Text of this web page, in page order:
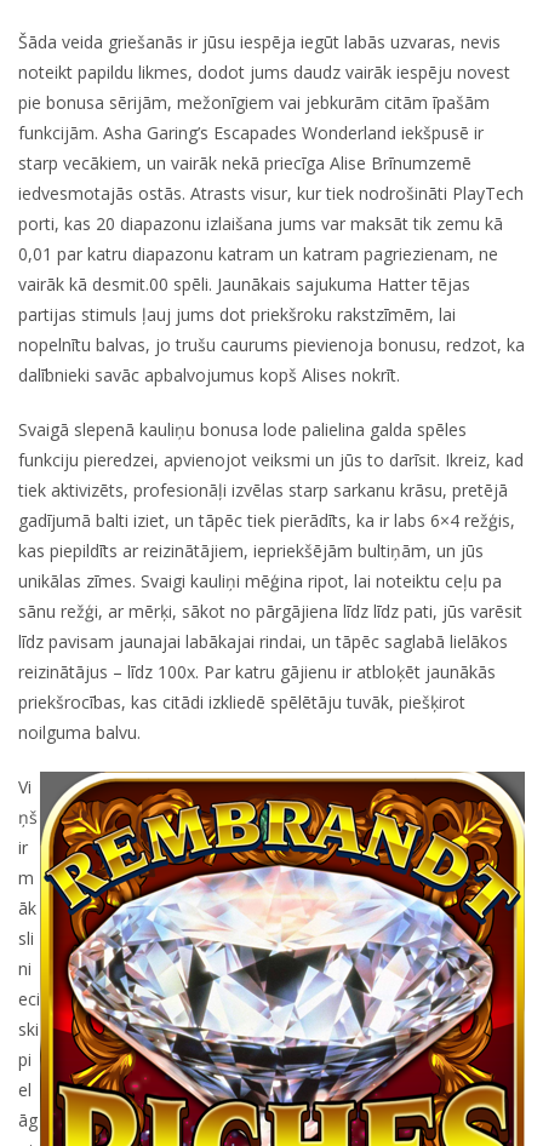
Šāda veida griešanās ir jūsu iespēja iegūt labās uzvaras, nevis
noteikt papildu likmes, dodot jums daudz vairāk iespēju novest
pie bonusa sērijām, mežonīgiem vai jebkurām citām īpašām
funkcijām. Asha Garing’s Escapades Wonderland iekšpusē ir
starp vecākiem, un vairāk nekā priecīga Alise Brīnumzemē
iedvesmotajās ostās. Atrasts visur, kur tiek nodrošināti PlayTech
porti, kas 20 diapazonu izlaišana jums var maksāt tik zemu kā
0,01 par katru diapazonu katram un katram pagriezienam, ne
vairāk kā desmit.00 spēli. Jaunākais sajukuma Hatter tējas
partijas stimuls ļauj jums dot priekšroku rakstzīmēm, lai
nopelnītu balvas, jo trušu caurums pievienoja bonusu, redzot, ka
dalībnieki savāc apbalvojumus kopš Alises nokrīt.
Svaigā slepenā kauliņu bonusa lode palielina galda spēles
funkciju pieredzei, apvienojot veiksmi un jūs to darīsit. Ikreiz, kad
tiek aktivizēts, profesionāļi izvēlas starp sarkanu krāsu, pretējā
gadījumā balti iziet, un tāpēc tiek pierādīts, ka ir labs 6×4 režģis,
kas piepildīts ar reizinātājiem, iepriekšējām bultiņām, un jūs
unikālas zīmes. Svaigi kauliņi mēģina ripot, lai noteiktu ceļu pa
sānu režģi, ar mērķi, sākot no pārgājiena līdz līdz pati, jūs varēsit
līdz pavisam jaunajai labākajai rindai, un tāpēc saglabā lielākos
reizinātājus – līdz 100x. Par katru gājienu ir atbloķēt jaunākās
priekšrocības, kas citādi izkliedē spēlētāju tuvāk, piešķirot
noilguma balvu.
Vi
ņš
ir
m
āk
sli
ni
eci
ski
pi
el
āg